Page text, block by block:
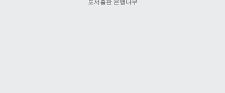
도서출판 은행나무